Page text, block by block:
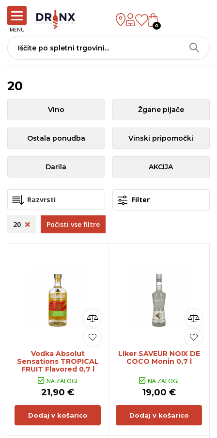
MENU
0
20
Vino Žgane pijače
Ostala ponudba Vinski pripomočki
Darila AKCIJA
Filter
20 Počisti vse filtre
Vodka Absolut
Sensations TROPICAL
FRUIT Flavored 0,7 l
NA ZALOGI
21,90 €
Dodaj v košarico
Liker SAVEUR NOIX DE
COCO Monin 0,7 l
NA ZALOGI
19,00 €
Dodaj v košarico